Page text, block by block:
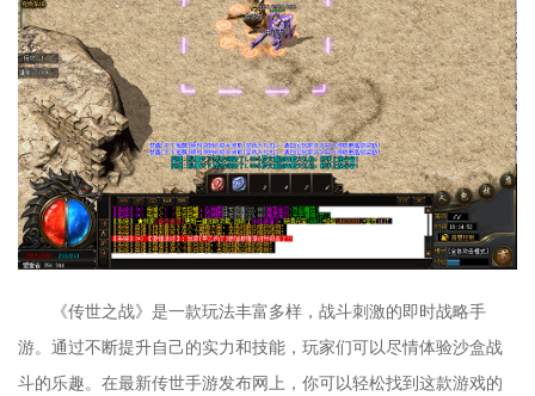
《传世之战》是一款玩法丰富多样，战斗刺激的即时战略手
游。通过不断提升自己的实力和技能，玩家们可以尽情体验沙盒战
斗的乐趣。在最新传世手游发布网上，你可以轻松找到这款游戏的